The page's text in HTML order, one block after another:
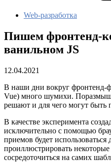
Web-разработка
Пишем фронтенд-
ванильном JS
12.04.2021
В наши дни вокруг фронтенд-
Vue) много шумихи.
решают и для чего могут быть
В качестве эксперимента
исключительно с помощью
приемов будет
проиллюстрировать
сосредоточиться на самих